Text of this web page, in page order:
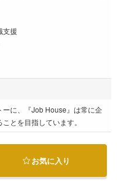
支援
ーに、『Job House』は常に企
とを目指しています。
お気に入り